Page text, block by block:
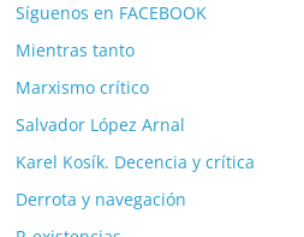
Síguenos en FACEBOOK
Mientras tanto
Marxismo crítico
Salvador López Arnal
Karel Kosík. Decencia y crítica
Derrota y navegación